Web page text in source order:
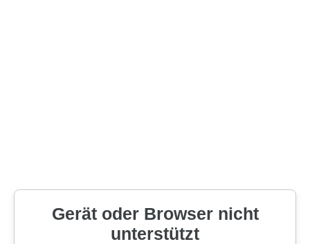
Gerät oder Browser nicht
unterstützt